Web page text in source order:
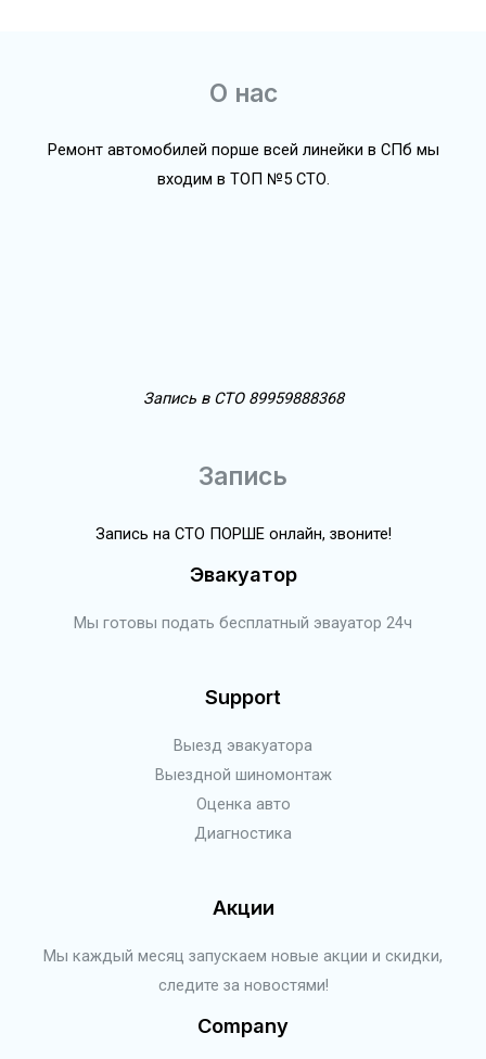
О нас
Ремонт автомобилей порше всей линейки в СПб мы
входим в ТОП №5 СТО.
Запись в СТО 89959888368
Запись
Запись на СТО ПОРШЕ онлайн, звоните!
Эвакуатор
Мы готовы подать бесплатный эвауатор 24ч
Support
Выезд эвакуатора
Выездной шиномонтаж
Оценка авто
Диагностика
Акции
Мы каждый месяц запускаем новые акции и скидки,
следите за новостями!
Company